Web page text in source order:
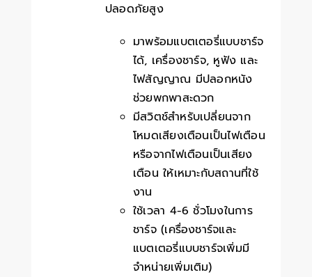
ปลอดภัยสูง
มาพร้อมแบตเตอรี่แบบชาร์จ
ได้, เครื่องชาร์จ, หูฟัง และ
ไฟสัญญาณ มีปลอกหนัง
ช่วยพกพาสะดวก
มีสวิตช์สำหรับเปลี่ยนจาก
โหมดเสียงเตือนเป็นไฟเตือน
หรือจากไฟเตือนเป็นเสียง
เตือน ให้เหมาะกับสถานที่ใช้
งาน
ใช้เวลา 4-6 ชั่วโมงในการ
ชาร์จ (เครื่องชาร์จและ
แบตเตอรี่แบบชาร์จเพิ่มมี
จำหน่ายเพิ่มเติม)